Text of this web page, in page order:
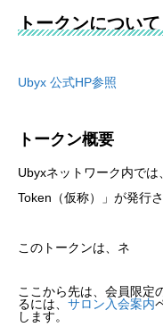
トークンについて
Ubyx 公式HP参照
トークン概要
Ubyxネットワーク内で
Token（仮称）」が発行
このトークンは、ネ
ここから先は、会員限定
るには、 サロン入会案内
します。